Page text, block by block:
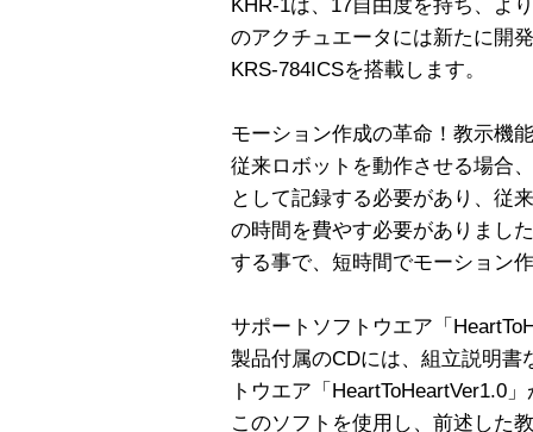
KHR-1は、17自由度を持ち、よ
のアクチュエータには新たに開
KRS-784ICSを搭載します。
モーション作成の革命！教示機能
従来ロボットを動作させる場合
として記録する必要があり、従
の時間を費やす必要がありまし
する事で、短時間でモーション
サポートソフトウエア「
製品付属のCDには、組立説明
トウエア「HeartToHeartVer1.0
このソフトを使用し、前述した